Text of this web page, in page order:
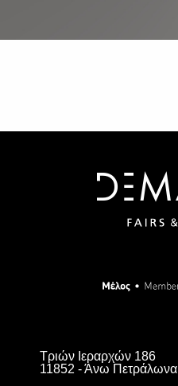
Τριών Ιεραρχών 186
11852 - Άνω Πετράλωνα